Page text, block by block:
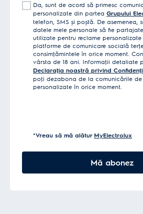
Da, sunt de acord să primesc
personalizate din partea Grupului
telefon, SMS și poștă. De asemenea,
datele mele personale să fie
utilizate pentru reclame
platforme de comunicare socială
consimţămintele în orice moment.
vârsta de 18 ani. Informaţii detaliate
Declaraţia noastră privind
poţi dezabona de la comunicările de
personalizate în orice moment.
*Vreau să mă alătur MyElectrolux
Mă abonez